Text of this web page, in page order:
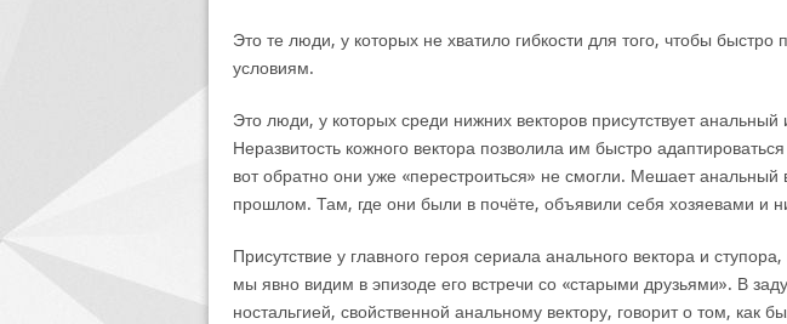
Это те люди, у которых не хватило гибкости для того, чтобы быстро
условиям.
Это люди, у которых среди нижних векторов присутствует анальный
Неразвитость кожного вектора позволила им быстро
вот обратно они уже «перестроиться» не смогли. Мешает анальный
прошлом. Там, где они были в почёте, объявили себя хозяевами и
Присутствие у главного героя сериала анального вектора и
мы явно видим в эпизоде его встречи со «старыми друзьями». В
ностальгией, свойственной анальному вектору, говорит о том, как